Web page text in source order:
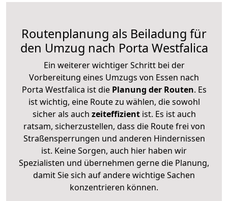
Routenplanung als Beiladung für
den Umzug nach Porta Westfalica
Ein weiterer wichtiger Schritt bei der
Vorbereitung eines Umzugs von Essen nach
Porta Westfalica ist diePlanung der Routen. Es
ist wichtig, eine Route zu wählen, die sowohl
sicher als auch zeiteffizientist. Es ist auch
ratsam, sicherzustellen, dass die Route frei von
Straßensperrungen und anderen Hindernissen
ist. Keine Sorgen, auch hier haben wir
Spezialisten und übernehmen gerne die Planung,
damit Sie sich auf andere wichtige Sachen
konzentrieren können.